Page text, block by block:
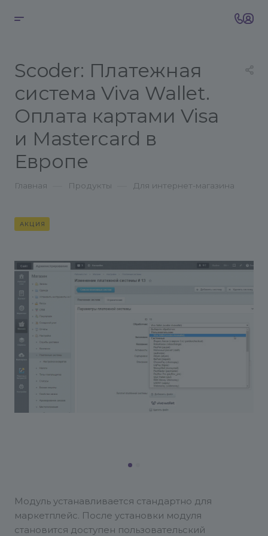
Scoder: Платежная
система Viva Wallet.
Оплата картами Visa
и Mastercard в
Европе
Главная Продукты Для интернет-магазина
АКЦИЯ
Модуль устанавливается стандартно для
маркетплейс. После установки модуля
становится доступен пользовательский